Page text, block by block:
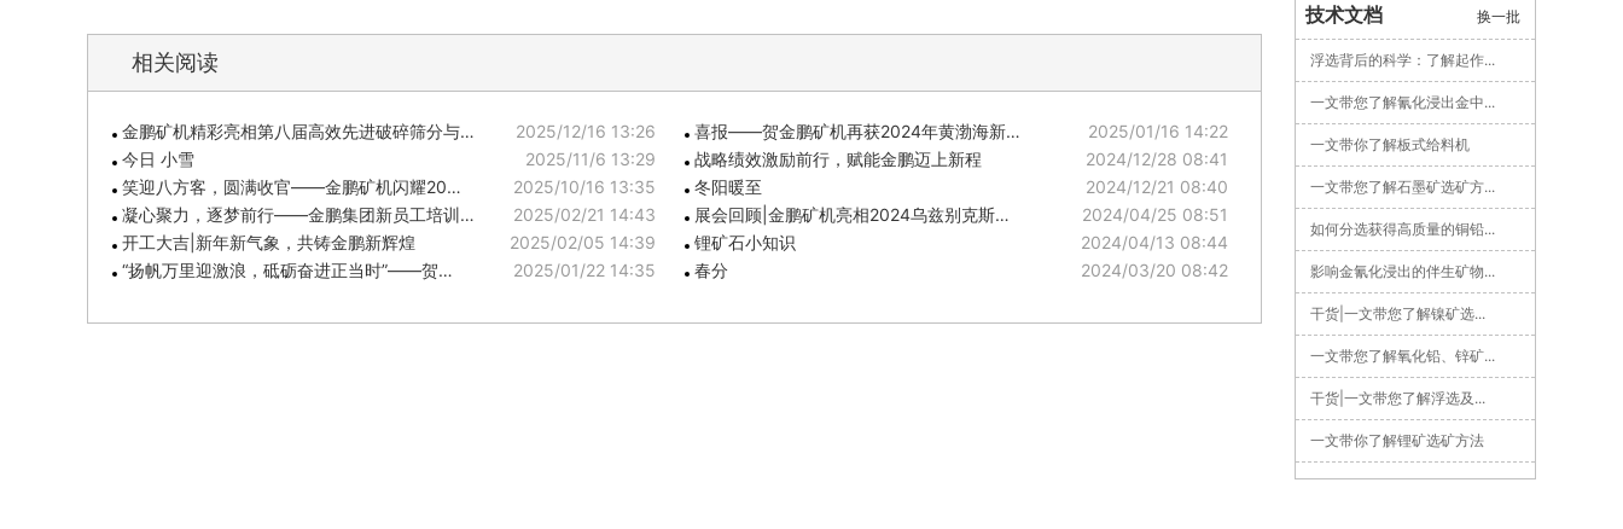
相关阅读
金鹏矿机精彩亮相第八届高效先进破碎筛分与…
2025/12/16 13:26
今日 小雪
2025/11/6 13:29
笑迎八方客，圆满收官——金鹏矿机闪耀20…
2025/10/16 13:35
凝心聚力，逐梦前行——金鹏集团新员工培训…
2025/02/21 14:43
开工大吉|新年新气象，共铸金鹏新辉煌
2025/02/05 14:39
“扬帆万里迎激浪，砥砺奋进正当时”——贺…
2025/01/22 14:35
喜报——贺金鹏矿机再获2024年黄渤海新…
2025/01/16 14:22
战略绩效激励前行，赋能金鹏迈上新程
2024/12/28 08:41
冬阳暖至
2024/12/21 08:40
展会回顾|金鹏矿机亮相2024乌兹别克斯…
2024/04/25 08:51
锂矿石小知识
2024/04/13 08:44
春分
2024/03/20 08:42
技术文档
浮选背后的科学：了解起作...
一文带您了解氰化浸出金中...
一文带你了解板式给料机
一文带您了解石墨矿选矿方...
如何分选获得高质量的铜铅...
影响金氰化浸出的伴生矿物...
干货|一文带您了解镍矿选...
一文带您了解氧化铅、锌矿...
干货|一文带您了解浮选及...
一文带你了解锂矿选矿方法
换一批